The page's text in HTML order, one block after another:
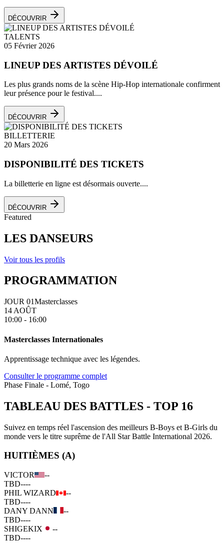
DÉCOUVRIR
TALENTS
05 Février 2026
LINEUP DES ARTISTES DÉVOILÉ
Les plus grands noms de la scène Hip-Hop internationale confirment
leur présence pour le festival....
DÉCOUVRIR
BILLETTERIE
20 Mars 2026
DISPONIBILITÉ DES TICKETS
La billetterie en ligne est désormais ouverte....
DÉCOUVRIR
Featured
LES DANSEURS
Voir tous les profils
PROGRAMMATION
JOUR 01Masterclasses
14 AOÛT
10:00 - 16:00
Masterclasses Internationales
Apprentissage technique avec les légendes.
Consulter le programme complet
Phase Finale - Lomé, Togo
TABLEAU DES BATTLES - TOP 16
Suivez en temps réel l'ascension des meilleurs B-Boys et B-Girls du
monde vers le titre suprême de l'All Star Battle International 2026.
HUITIÈMES (A)
VICTOR
--
TBD----
PHIL WIZARD
--
TBD----
DANY DANN
--
TBD----
SHIGEKIX
--
TBD----